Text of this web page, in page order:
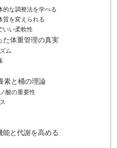
的な調整法を学べる
質を変えられる
いい柔軟性
た体重管理の真実
ム
素と桶の理論
酸の重要性
と代謝を高める